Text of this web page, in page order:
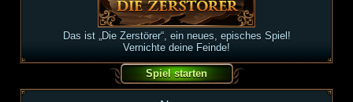
Das ist „Die Zerstörer“, ein neues, episches Spiel!
Vernichte deine Feinde!